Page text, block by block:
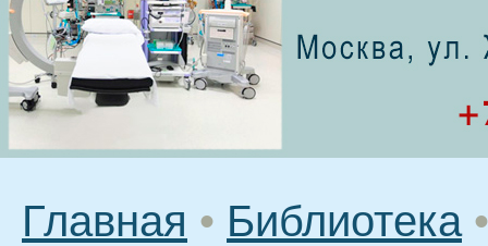
Главная • Библиотека •